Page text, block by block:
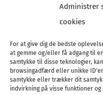
Administrer
cookies
For at give dig de bedste
at gemme og/eller få adgang til
samtykke til disse teknologier,
browsingadfærd eller unikke
samtykke eller trækker dit
indvirkning på visse funktioner og
Tel :
E-post:
Nordic